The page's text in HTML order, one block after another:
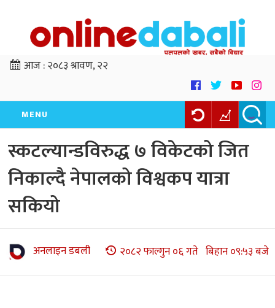
आज :२०८३ श्रावण, २२
MENU
स्कटल्यान्डविरुद्ध ७ विकेटको जित
निकाल्दै नेपालको विश्वकप यात्रा
सकियो
अनलाइन डबली २०८२ फाल्गुन ०६ गते बिहान ०९:५३ बजे